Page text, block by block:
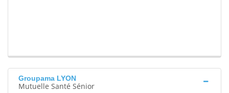
Groupama LYON
Mutuelle Santé Sénior